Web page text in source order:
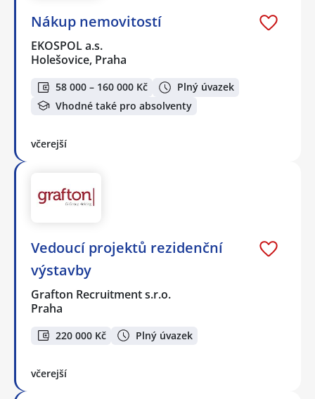
Nákup nemovitostí
EKOSPOL a.s.
Holešovice, Praha
58 000 – 160 000 Kč
Plný úvazek
Vhodné také pro absolventy
včerejší
Vedoucí projektů rezidenční
výstavby
Grafton Recruitment s.r.o.
Praha
220 000 Kč Plný úvazek
včerejší